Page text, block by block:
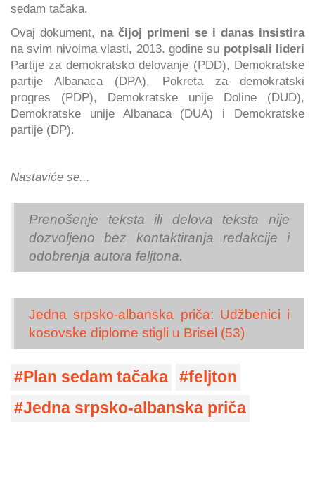
sedam tačaka.
Ovaj dokument, na čijoj primeni se i danas insistira
na svim nivoima vlasti, 2013. godine su potpisali lideri
Partije za demokratsko delovanje (PDD), Demokratske
partije Albanaca (DPA), Pokreta za demokratski
progres (PDP), Demokratske unije Doline (DUD),
Demokratske unije Albanaca (DUA) i Demokratske
partije (DP).
Nastaviće se...
Prenošenje teksta ili delova teksta nije
dozvoljeno bez kontaktiranja redakcije i
odobrenja autora feljtona.
Jedna srpsko-albanska priča: Udžbenici i
kosovske diplome stigli u Brisel (53)
Plan sedam tačaka
feljton
Jedna srpsko-albanska priča